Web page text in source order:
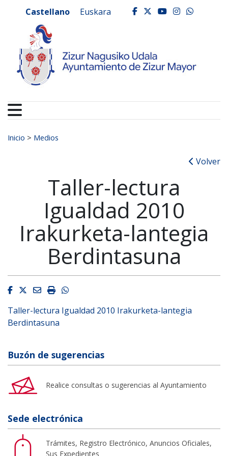
Ayuntamiento de
Castellano Euskara facebook
twitter
youtube
Buscar:
Inicio > Medios
Volver
Taller-lectura
Igualdad 2010
Irakurketa-lantegia
Berdintasuna
Facebook
Twitter
EmailImprimirWhatsapp
Taller-lectura Igualdad 2010 Irakurketa-lantegia
Berdintasuna
Buzón de sugerencias
Realice consultas o sugerencias al Ayuntamiento
Sede electrónica
Trámites, Registro Electrónico, Anuncios Oficiales,
Sus Expedientes